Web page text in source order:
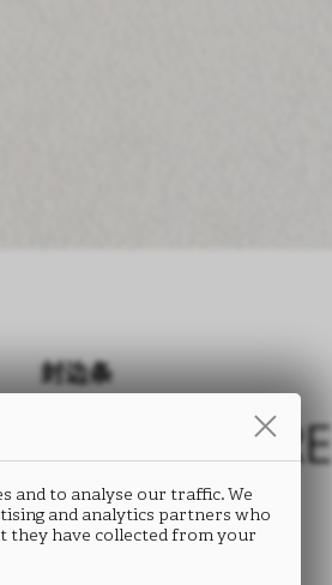
封边条
PRIMOFIORE
B071
and to analyse our traffic. We
and analytics partners who
have collected from your